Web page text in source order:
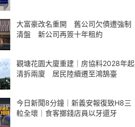
大富豪改名重開 舊公司欠債遭強制
清盤 新公司再簽十年租約
觀塘花園大廈重建｜房協料2028年起
清拆兩廈 居民陸續遷至鴻鵠臺
今日新聞8分鐘｜新義安報復致H8三
𨋢全壞｜食客擲錢店員以牙還牙